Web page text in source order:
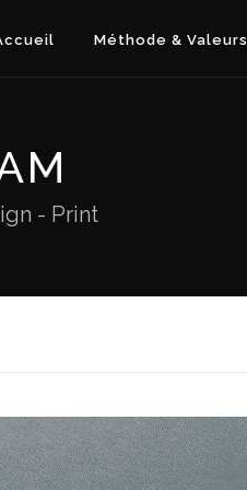
Méthode & Valeurs
- Print